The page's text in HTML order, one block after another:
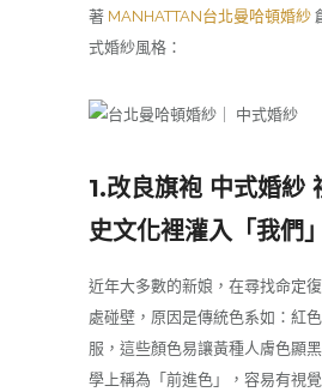
著 MANHATTAN台北曼哈頓婚紗
式婚紗風格：
1.改良旗袍 中式婚紗
史文化裡灌入「我們」
近年大多數的新娘，在尋找命定
處碰壁，原因是傳統色系如：紅
服，這些顏色易讓黃種人膚色顯
學上稱為「前進色」，容易有視